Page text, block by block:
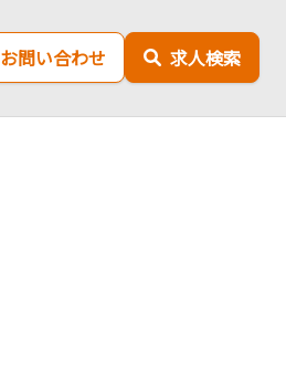
お問い合わせ 求人検索